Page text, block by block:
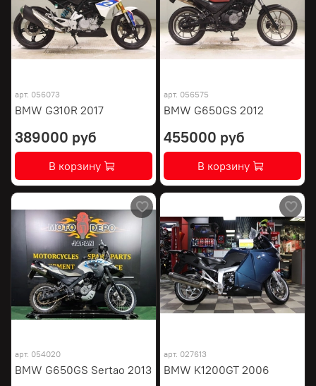
арт. 056073
BMW G310R 2017
389000 руб
В корзину
арт. 056575
BMW G650GS 2012
455000 руб
В корзину
арт. 054020
BMW G650GS Sertao 2013
арт. 027613
BMW K1200GT 2006